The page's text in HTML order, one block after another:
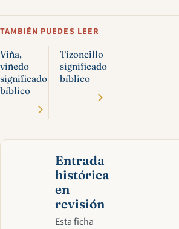
TAMBIÉN PUEDES LEER
Viña,
viñedo
significado
bíblico
Tizoncillo
significado
bíblico
Entrada
histórica
en
revisión
Esta ficha